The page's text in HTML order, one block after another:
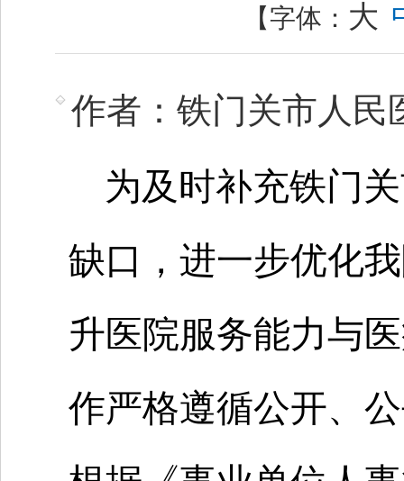
【字体： 大
作者：铁门关市人民
为及时补充铁门
缺口，进一步优化
升医院服务能力与
作严格遵循公开、